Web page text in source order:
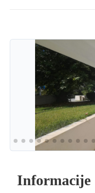
Informacije